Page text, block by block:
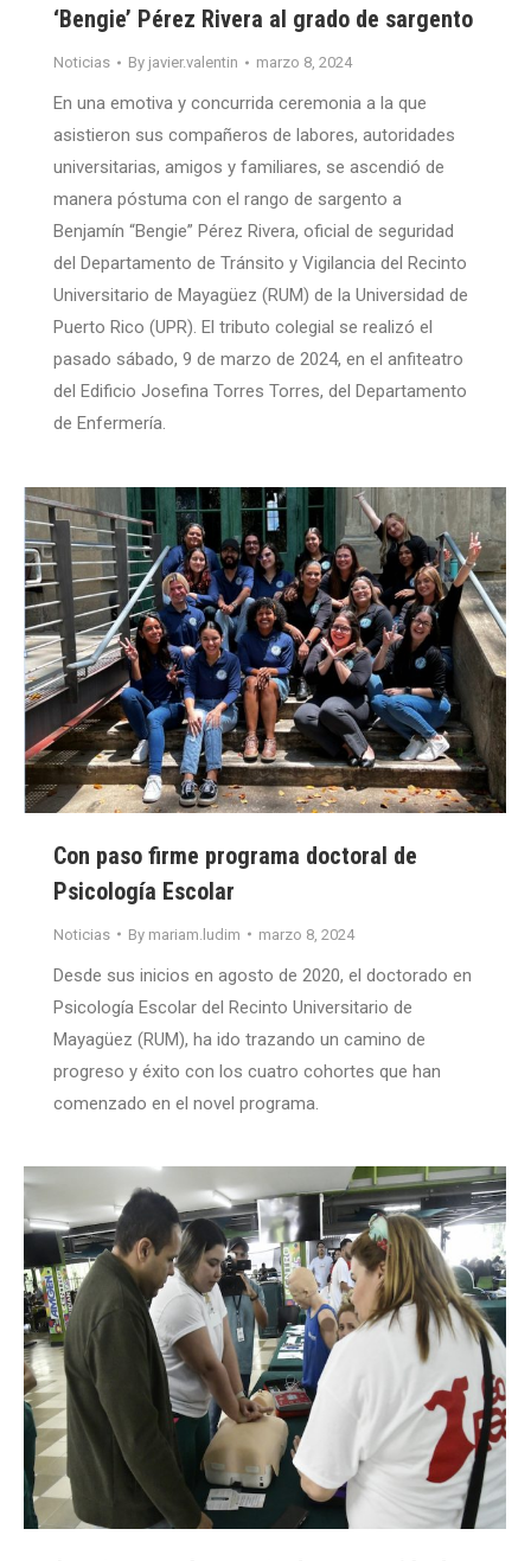
‘Bengie’ Pérez Rivera al grado de sargento
Noticias By javier.valentin marzo 8, 2024
En una emotiva y concurrida ceremonia a la que
asistieron sus compañeros de labores, autoridades
universitarias, amigos y familiares, se ascendió de
manera póstuma con el rango de sargento a
Benjamín “Bengie” Pérez Rivera, oficial de seguridad
del Departamento de Tránsito y Vigilancia del Recinto
Universitario de Mayagüez (RUM) de la Universidad de
Puerto Rico (UPR). El tributo colegial se realizó el
pasado sábado, 9 de marzo de 2024, en el anfiteatro
del Edificio Josefina Torres Torres, del Departamento
de Enfermería.
Con paso firme programa doctoral de
Psicología Escolar
Noticias By mariam.ludim marzo 8, 2024
Desde sus inicios en agosto de 2020, el doctorado en
Psicología Escolar del Recinto Universitario de
Mayagüez (RUM), ha ido trazando un camino de
progreso y éxito con los cuatro cohortes que han
comenzado en el novel programa.